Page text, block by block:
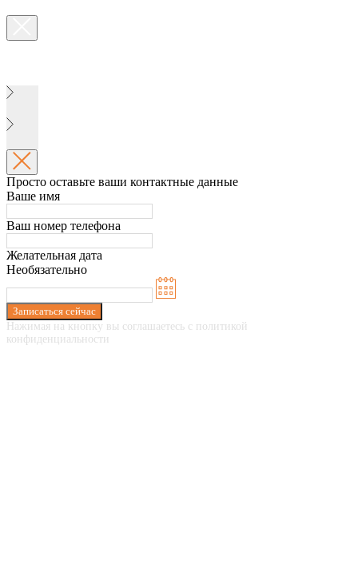
Просто оставьте ваши контактные данные
Ваше имя
Ваш номер телефона
Желательная дата
Необязательно
Записаться сейчас
Нажимая на кнопку вы соглашаетесь с политикой
конфиденциальности